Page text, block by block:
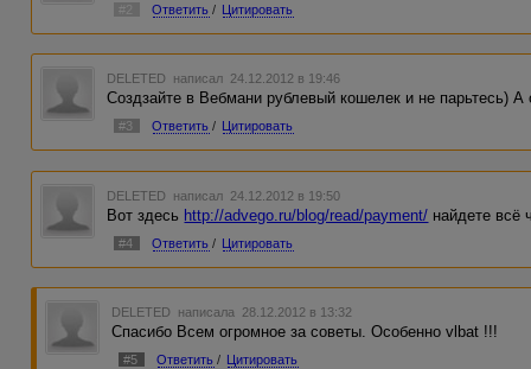
#2 Ответить / Цитировать
DELETED написал 24.12.2012 в 19:46
Создзайте в Вебмани рублевый кошелек и не парьтесь) А
#3 Ответить / Цитировать
DELETED написал 24.12.2012 в 19:50
Вот здесь http://advego.ru/blog/read/payment/ найдете всё
#4 Ответить / Цитировать
DELETED написала 28.12.2012 в 13:32
Спасибо Всем огромное за советы. Особенно vlbat !!!
#5 Ответить / Цитировать